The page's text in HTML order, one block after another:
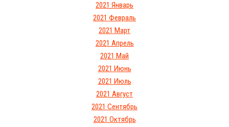
2021 Январь
2021 Февраль
2021 Март
2021 Апрель
2021 Май
2021 Июнь
2021 Июль
2021 Август
2021 Сентябрь
2021 Октябрь